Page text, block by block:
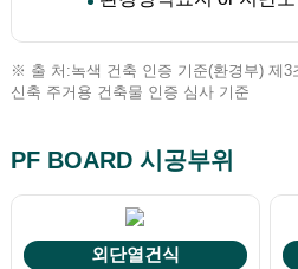
※ 출 처:녹색 건축 인증 기준(환경부) 제3
신축 주거용 건축물 인증 심사 기준
PF BOARD 시공부위
외단열건식